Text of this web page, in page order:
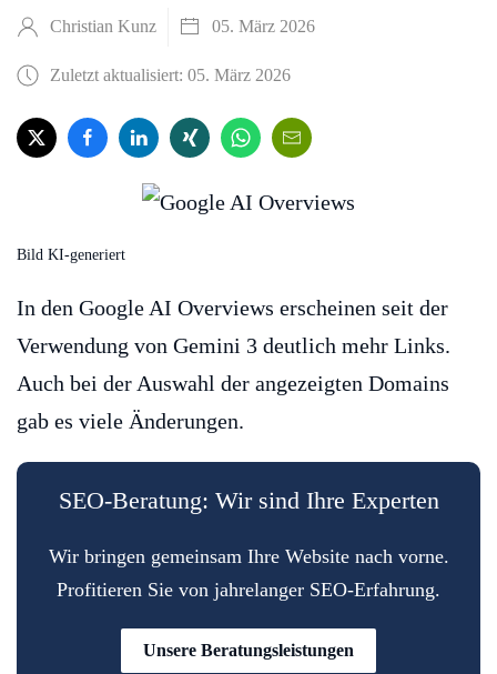
Christian Kunz 05. März 2026
Zuletzt aktualisiert: 05. März 2026
Bild KI-generiert
In den Google AI Overviews erscheinen seit der
Verwendung von Gemini 3 deutlich mehr Links.
Auch bei der Auswahl der angezeigten Domains
gab es viele Änderungen.
SEO-Beratung: Wir sind Ihre Experten
Wir bringen gemeinsam Ihre Website nach vorne.
Profitieren Sie von jahrelanger SEO-Erfahrung.
Unsere Beratungsleistungen